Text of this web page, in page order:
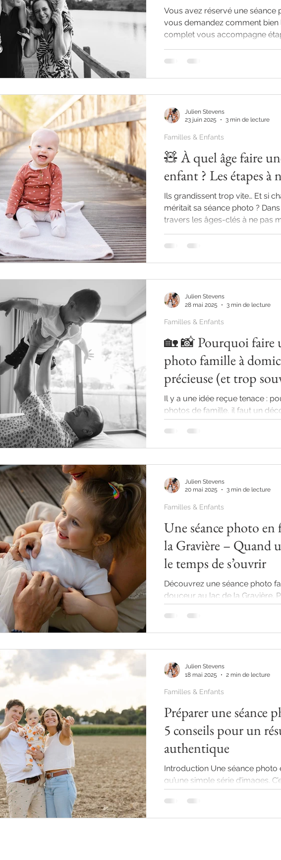
Vous avez réservé une séance
vous demandez comment bien
complet vous accompagne
vivre une expérience fluide,
🧸 À quel âge faire
enfant ? Les étapes à
Ils grandissent trop vite… Et si
méritait sa séance photo ?
travers les âges-clés à ne pas
Familles & Enfants
Julien Stevens
23 juin 2025
3 min de lecture
🏡 📸 Pourquoi faire
photo famille à
précieuse (et trop
estimée)
Il y a une idée reçue tenace :
photos de famille, il faut un
parc, ou un lieu...
Familles & Enfants
Julien Stevens
28 mai 2025
3 min de lecture
Une séance photo en
la Gravière – Quand
le temps de s’ouvrir
Découvrez une séance photo
douceur au lac de la Gravière.
naturelles et lumineuses, prises
printemps. Une petite fille
de gros mots… et beaucoup
Familles & Enfants
Julien Stevens
20 mai 2025
3 min de lecture
Préparer une séance
5 conseils pour un
authentique
Introduction Une séance photo
qu’une simple série d’images.
connexion, de rires, de...
Familles & Enfants
Julien Stevens
18 mai 2025
2 min de lecture